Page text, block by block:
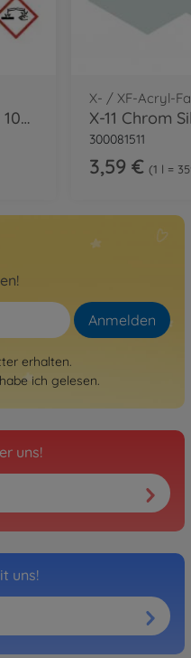
TS-13 Klarlack glänzend 100ml
X- / XF-Acryl-
300081511
3,59 € 1 l =
Anmelden
erhalten.
habe ich gelesen.
uns!
uns!